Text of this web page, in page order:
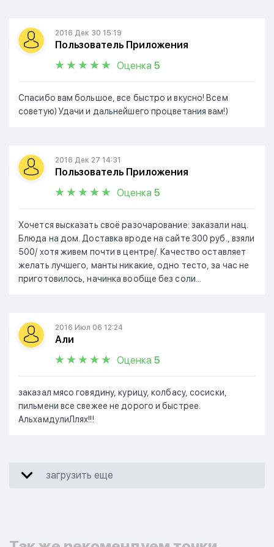
2016 Дек 30 15:19
Пользователь Приложения
Оценка 5
Спасибо вам большое, все быстро и вкусно! Всем
советую) Удачи и дальнейшего процветания вам!)
2016 Дек 27 14:31
Пользователь Приложения
Оценка 5
Хочется высказать своё разочарование: заказали нац.
Блюда на дом. Доставка вроде на сайте 300 руб., взяли
500/ хотя живем почти в центре/. Качество оставляет
желать лучшего, манты никакие, одно тесто, за час не
приготовилось, начинка вообще без соли...
2016 Июл 06 12:24
Али
Оценка 5
заказал мясо говядину, курицу, колбасу, сосиски,
пильмени все свежее не дорого и быстрее.
АльхамдулиЛлях!!!
загрузить еще